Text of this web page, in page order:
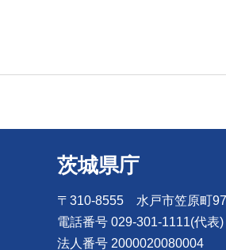
茨城県庁
〒310-8555 水戸市笠原町
電話番号 029-301-1111(代表)
法人番号 2000020080004